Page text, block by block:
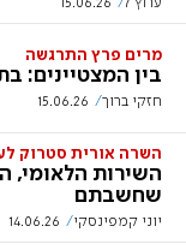
ערוץ 7 15.06.26
מרים פרץ התרגשה
בין המצטיינים:
חזקי ברוך 15.06.26
השרה אורית סטרוק
השירות הלאומי,
שחשבתם
יוני קמפינסקי 14.06.26